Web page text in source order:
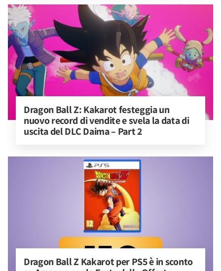
Dragon Ball Z: Kakarot festeggia un
nuovo record di vendite e svela la data di
uscita del DLC Daima – Part 2
Dragon Ball Z Kakarot per PS5 è in sconto